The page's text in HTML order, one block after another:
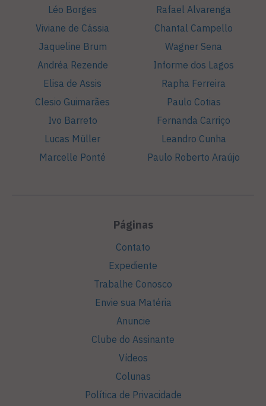
Léo Borges
Viviane de Cássia
Jaqueline Brum
Andréa Rezende
Elisa de Assis
Clesio Guimarães
Ivo Barreto
Lucas Müller
Marcelle Ponté
Rafael Alvarenga
Chantal Campello
Wagner Sena
Informe dos Lagos
Rapha Ferreira
Paulo Cotias
Fernanda Carriço
Leandro Cunha
Paulo Roberto Araújo
Páginas
Contato
Expediente
Trabalhe Conosco
Envie sua Matéria
Anuncie
Clube do Assinante
Vídeos
Colunas
Política de Privacidade